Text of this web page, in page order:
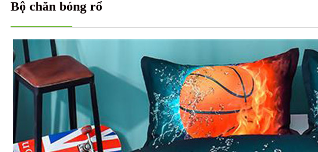
Bộ chăn bóng rổ